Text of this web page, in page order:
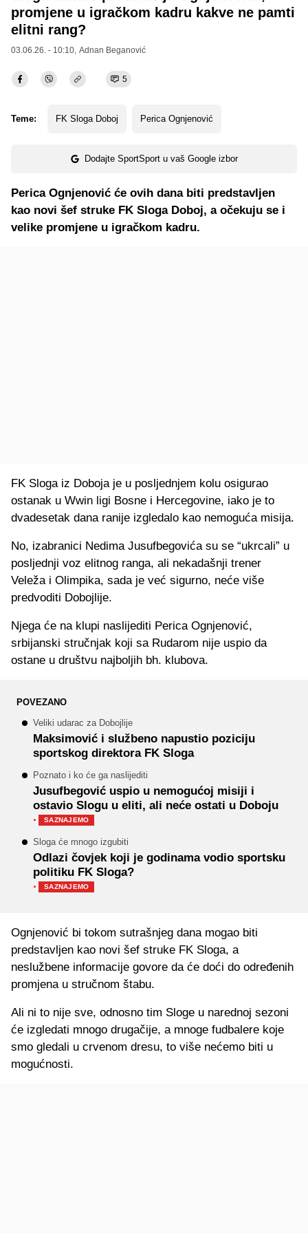
promjene u igračkom kadru kakve ne pamti
elitni rang?
03.06.26. - 10:10, Adnan Beganović
5
Teme: FK Sloga Doboj Perica Ognjenović
Dodajte SportSport u vaš Google izbor
Perica Ognjenović će ovih dana biti predstavljen
kao novi šef struke FK Sloga Doboj, a očekuju se i
velike promjene u igračkom kadru.
FK Sloga iz Doboja je u posljednjem kolu osigurao
ostanak u Wwin ligi Bosne i Hercegovine, iako je to
dvadesetak dana ranije izgledalo kao nemoguća misija.
No, izabranici Nedima Jusufbegovića su se “ukrcali” u
posljednji voz elitnog ranga, ali nekadašnji trener
Veleža i Olimpika, sada je već sigurno, neće više
predvoditi Dobojlije.
Njega će na klupi naslijediti Perica Ognjenović,
srbijanski stručnjak koji sa Rudarom nije uspio da
ostane u društvu najboljih bh. klubova.
POVEZANO
Veliki udarac za Dobojlije
Maksimović i službeno napustio poziciju
sportskog direktora FK Sloga
Poznato i ko će ga naslijediti
Jusufbegović uspio u nemogućoj misiji i
ostavio Slogu u eliti, ali neće ostati u Doboju
· SAZNAJEMO
Sloga će mnogo izgubiti
Odlazi čovjek koji je godinama vodio sportsku
politiku FK Sloga?
· SAZNAJEMO
Ognjenović bi tokom sutrašnjeg dana mogao biti
predstavljen kao novi šef struke FK Sloga, a
neslužbene informacije govore da će doći do određenih
promjena u stručnom štabu.
Ali ni to nije sve, odnosno tim Sloge u narednoj sezoni
će izgledati mnogo drugačije, a mnoge fudbalere koje
smo gledali u crvenom dresu, to više nećemo biti u
mogućnosti.